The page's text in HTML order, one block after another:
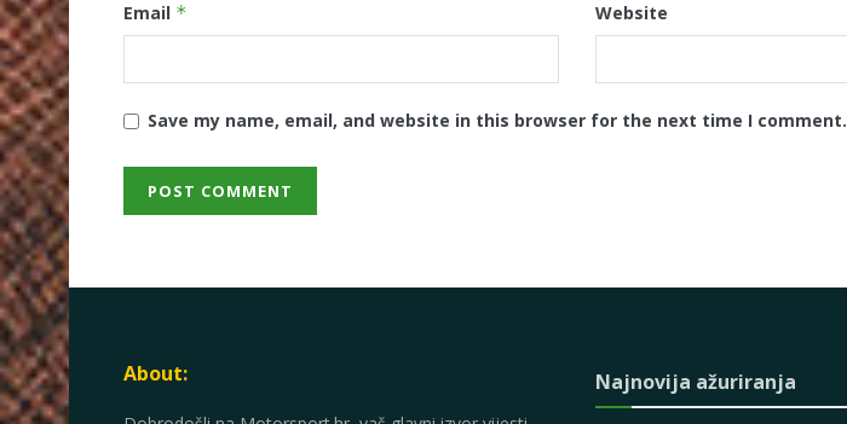
Email * Website
Save my name, email, and website in this browser for the next time I comment.
About: Najnovija ažuriranja